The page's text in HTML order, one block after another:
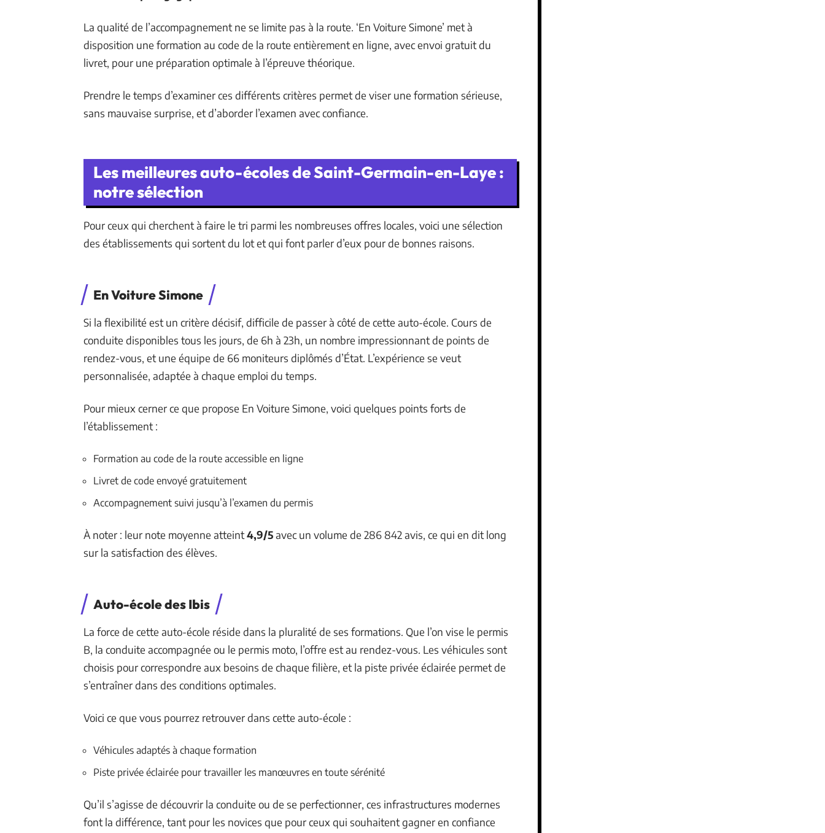
La qualité de l’accompagnement ne se limite pas à la route. ‘En Voiture Simone’ met à
disposition une formation au code de la route entièrement en ligne, avec envoi gratuit du
livret, pour une préparation optimale à l’épreuve théorique.
Prendre le temps d’examiner ces différents critères permet de viser une formation sérieuse,
sans mauvaise surprise, et d’aborder l’examen avec confiance.
Les meilleures auto-écoles de Saint-Germain-en-Laye :
notre sélection
Pour ceux qui cherchent à faire le tri parmi les nombreuses offres locales, voici une sélection
des établissements qui sortent du lot et qui font parler d’eux pour de bonnes raisons.
En Voiture Simone
Si la flexibilité est un critère décisif, difficile de passer à côté de cette auto-école. Cours de
conduite disponibles tous les jours, de 6h à 23h, un nombre impressionnant de points de
rendez-vous, et une équipe de 66 moniteurs diplômés d’État. L’expérience se veut
personnalisée, adaptée à chaque emploi du temps.
Pour mieux cerner ce que propose En Voiture Simone, voici quelques points forts de
l’établissement :
Formation au code de la route accessible en ligne
Livret de code envoyé gratuitement
Accompagnement suivi jusqu’à l’examen du permis
À noter : leur note moyenne atteint4,9/5avec un volume de 286 842 avis, ce qui en dit long
sur la satisfaction des élèves.
Auto-école des Ibis
La force de cette auto-école réside dans la pluralité de ses formations. Que l’on vise le permis
B, la conduite accompagnée ou le permis moto, l’offre est au rendez-vous. Les véhicules sont
choisis pour correspondre aux besoins de chaque filière, et la piste privée éclairée permet de
s’entraîner dans des conditions optimales.
Voici ce que vous pourrez retrouver dans cette auto-école :
Véhicules adaptés à chaque formation
Piste privée éclairée pour travailler les manœuvres en toute sérénité
Qu’il s’agisse de découvrir la conduite ou de se perfectionner, ces infrastructures modernes
font la différence, tant pour les novices que pour ceux qui souhaitent gagner en confiance